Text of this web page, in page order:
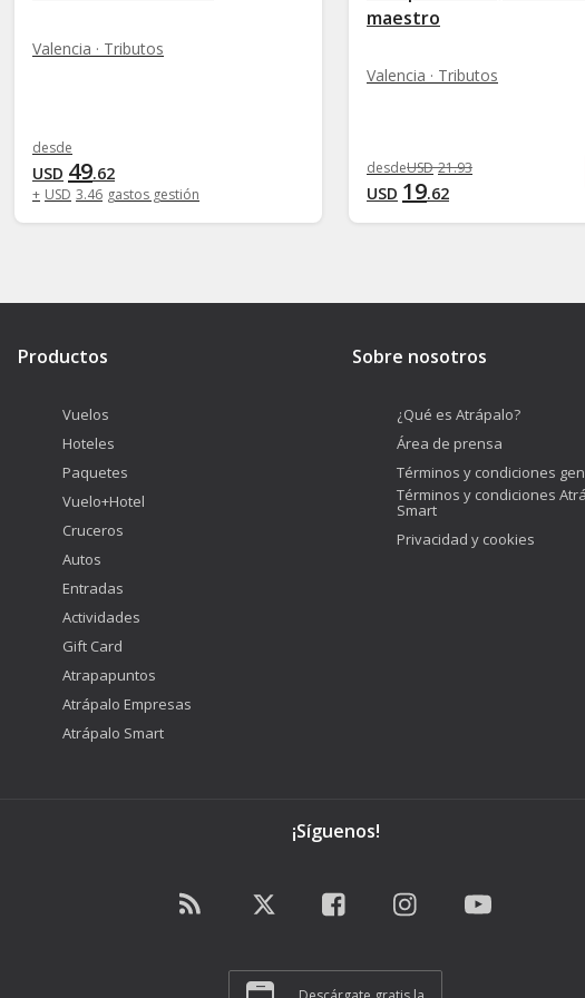
Valencia · Tributos
desde
USD 49.62
+ USD 3.46 gastos gestión
maestro
Valencia · Tributos
desdeUSD 21.93
USD 19.62
Productos
Vuelos
Hoteles
Paquetes
Vuelo+Hotel
Cruceros
Autos
Entradas
Actividades
Gift Card
Atrapapuntos
Atrápalo Empresas
Atrápalo Smart
Sobre nosotros
¿Qué es Atrápalo?
Área de prensa
Términos y condiciones
Términos y condiciones
Smart
Privacidad y cookies
¡Síguenos!